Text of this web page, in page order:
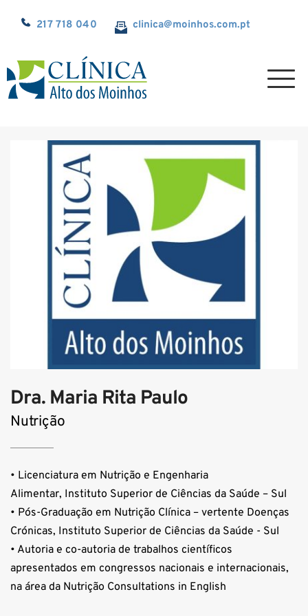
217 718 040 clinica@moinhos.com.pt
Dra. Maria Rita Paulo
Nutrição
• Licenciatura em Nutrição e Engenharia
Alimentar, Instituto Superior de Ciências da Saúde – Sul
• Pós-Graduação em Nutrição Clínica – vertente Doenças
Crónicas, Instituto Superior de Ciências da Saúde - Sul
• Autoria e co-autoria de trabalhos científicos
apresentados em congressos nacionais e internacionais,
na área da Nutrição Consultations in English